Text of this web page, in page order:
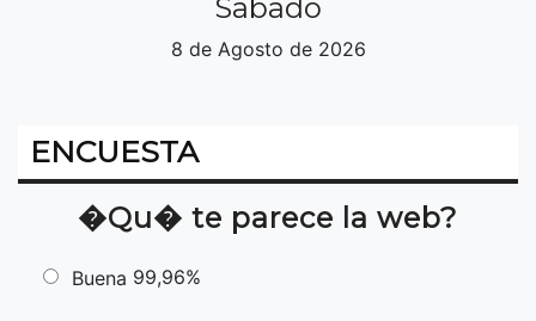
Sabado
8 de Agosto de 2026
ENCUESTA
�Qu� te parece la web?
Buena 99,96%